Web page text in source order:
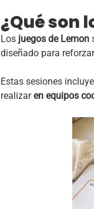
¿Qué son
Los juegos de Lemon
diseñado para
Estas sesiones
realizaren equipos